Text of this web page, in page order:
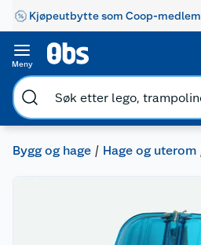
Kjøpeutbytte som Coop-medlem
Meny
Bygg og hage Hage og uterom